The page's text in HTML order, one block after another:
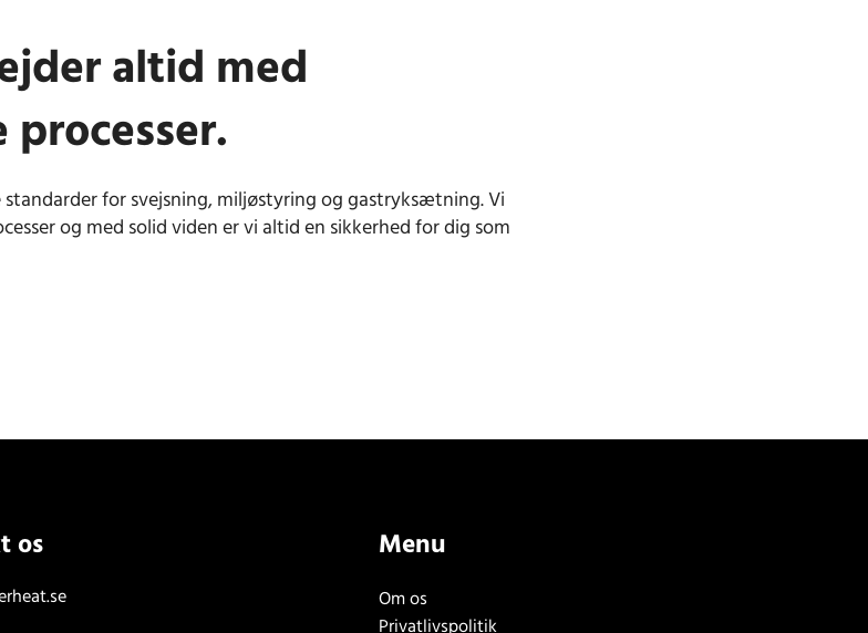
altid med
for svejsning, miljøstyring og gastryksætning. Vi
og med solid viden er vi altid en sikkerhed for dig som
os Menu
Om os
Privatlivspolitik